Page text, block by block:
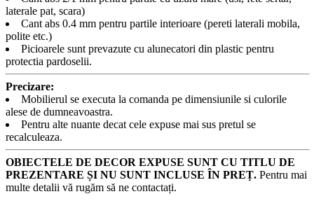
laterale pat, scara)
Cant abs 0.4 mm pentru partile interioare (pereti laterali mobila,
polite etc.)
Picioarele sunt prevazute cu alunecatori din plastic pentru
protectia pardoselii.
Precizare:
Mobilierul se executa la comanda pe dimensiunile si culorile
alese de dumneavoastra.
Pentru alte nuante decat cele expuse mai sus pretul se
recalculeaza.
OBIECTELE DE DECOR EXPUSE SUNT CU TITLU DE
PREZENTARE ȘI NU SUNT INCLUSE ÎN PREȚ. Pentru mai
multe detalii vă rugăm să ne contactați.